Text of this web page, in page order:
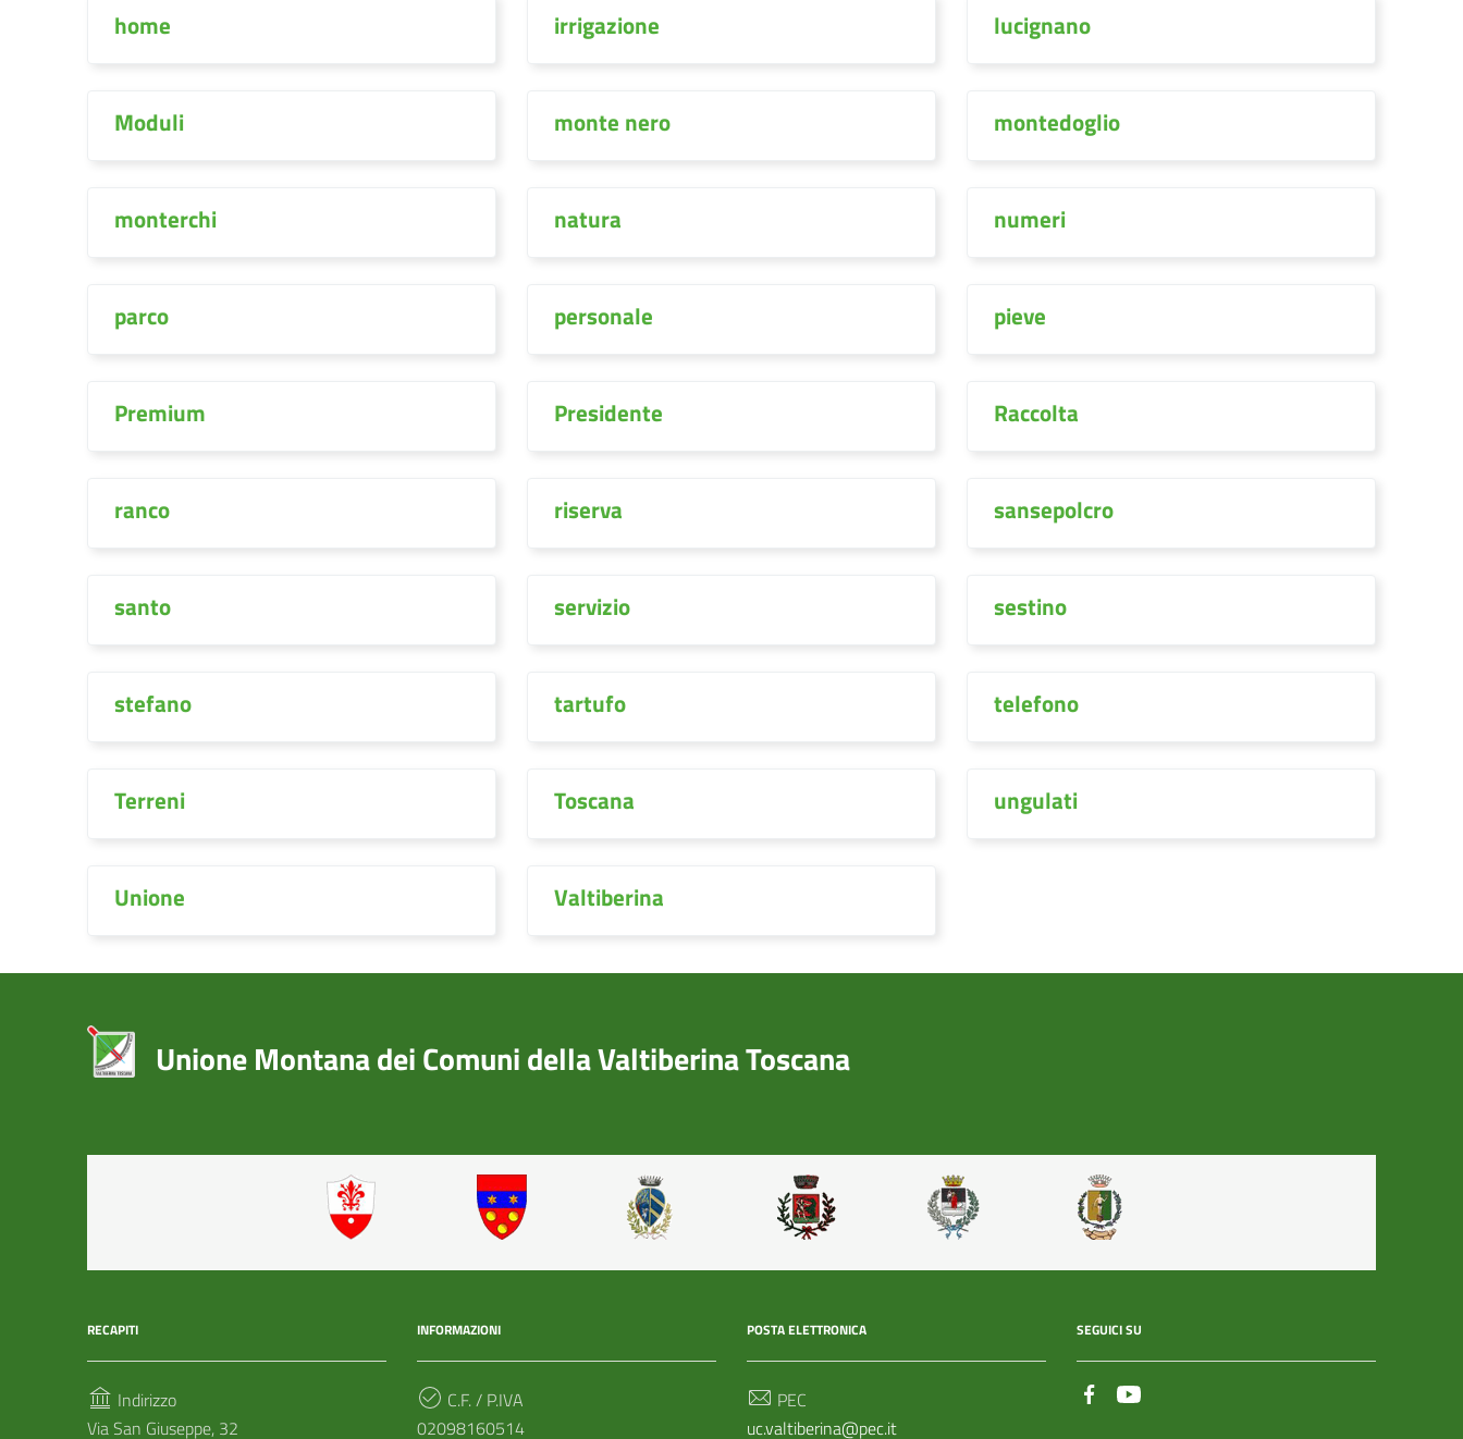
home irrigazione lucignano
Moduli monte nero montedoglio
monterchi natura numeri
parco personale pieve
Premium Presidente Raccolta
ranco riserva sansepolcro
santo servizio sestino
stefano tartufo telefono
Terreni Toscana ungulati
Unione Valtiberina
Unione Montana dei Comuni della Valtiberina Toscana
RECAPITI
Indirizzo
Via San Giuseppe, 32
INFORMAZIONI
C.F. / P.IVA
02098160514
POSTA ELETTRONICA
PEC
uc.valtiberina@pec.it
SEGUICI SU